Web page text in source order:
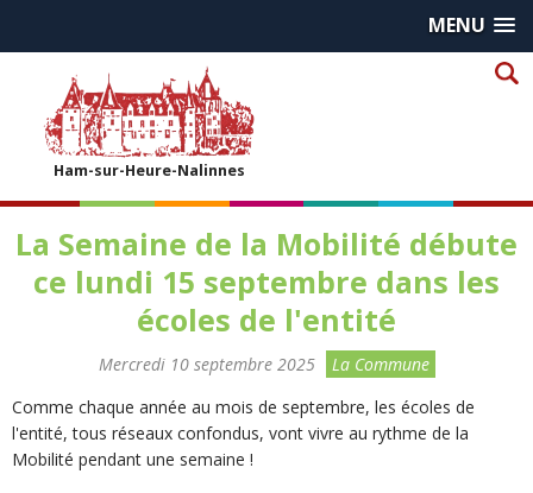
MENU
Ham-sur-Heure-Nalinnes
La Semaine de la Mobilité débute
ce lundi 15 septembre dans les
écoles de l'entité
Mercredi 10 septembre 2025
La Commune
Comme chaque année au mois de septembre, les écoles de
l'entité, tous réseaux confondus, vont vivre au rythme de la
Mobilité pendant une semaine !